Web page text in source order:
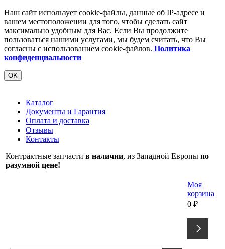
Наш сайт использует cookie-файлы, данные об IP-адресе и
вашем местоположении для того, чтобы сделать сайт
максимально удобным для Вас. Если Вы продолжите
пользоваться нашими услугами, мы будем считать, что Вы
согласны с использованием cookie-файлов. Политика
конфиденциальности
OK
Каталог
Документы и Гарантия
Оплата и доставка
Отзывы
Контакты
Контрактные запчасти в наличии, из Западной Европы по
разумной цене!
Моя
корзина
0 ₽